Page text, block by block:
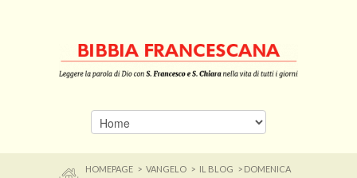
HOMEPAGE > VANGELO > IL BLOG
> DOMENICA